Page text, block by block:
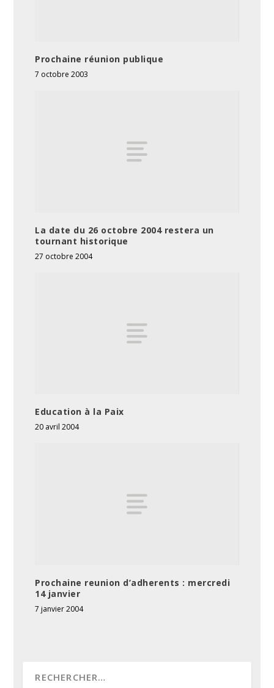
Prochaine réunion publique
7 octobre 2003
La date du 26 octobre 2004 restera un
tournant historique
27 octobre 2004
Education à la Paix
20 avril 2004
Prochaine reunion d’adherents : mercredi
14 janvier
7 janvier 2004